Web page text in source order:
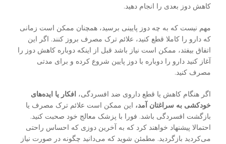
کاهش دوز بعدی را انجام دهید.
مهم نیست که به چه دوز پایینی برسید، همچنان ممکن است زمانی
که دارو را کاملا قطع کنید، علائم ترک مصرف بروز کنند. اگر این
اتفاق بیفتد، ممکن است نیاز باشد قبل از اینکه دوباره کاهش دوز را
آغاز کنید دارو را دوباره با دوز پایین شروع کرده و برای مدتی
مصرف کنید.
اگر هنگام کاهش یا قطع داروی ضد افسردگی، افکار یا ایدههای
خودکشی به سراغتان آمد، این ممکن است علائم ترک مصرف یا
بازگشت افسردگی باشد. فورا با پزشک معالج خود صحبت کنید.
احتمالا پیشنهاد خواهند کرد که به آخرین دوزی که احساس راحتی
می‌کردید بازگردید. مطمئن شوید که می‌دانید چگونه در صورت نیاز